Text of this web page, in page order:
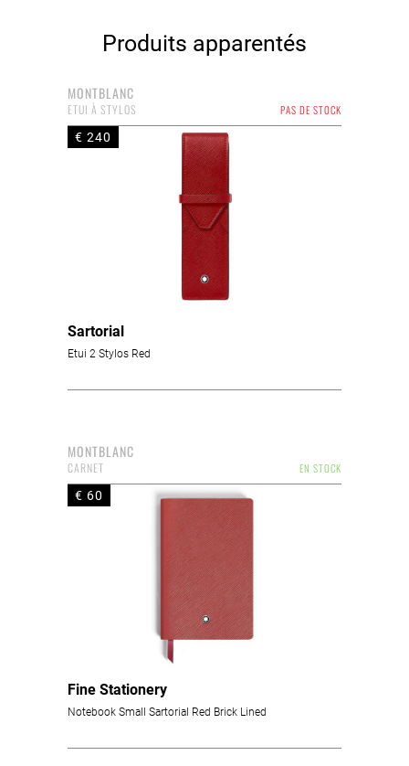
Produits apparentés
MONTBLANC
PAS DE STOCK
ETUI À STYLOS
€ 240
Sartorial
Etui 2 Stylos Red
MONTBLANC
EN STOCK
CARNET
€ 60
Fine Stationery
Notebook Small Sartorial Red Brick Lined